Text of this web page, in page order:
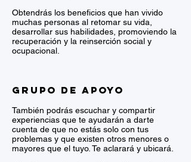
Obtendrás los beneficios que han vivido
muchas personas al retomar su vida,
desarrollar sus habilidades, promoviendo la
recuperación y la reinserción social y
ocupacional.
GRUPO DE APOYO
También podrás escuchar y compartir
experiencias que te ayudarán a darte
cuenta de que no estás solo con tus
problemas y que existen otros menores o
mayores que el tuyo. Te aclarará y ubicará.